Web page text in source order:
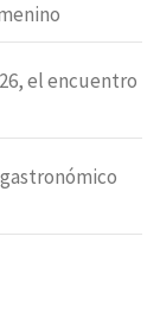
el encuentro